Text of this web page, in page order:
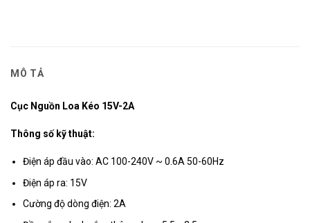
MÔ TẢ
Cục Nguồn Loa Kéo 15V-2A
Thông số kỹ thuật:
Điện áp đầu vào: AC 100-240V ~ 0.6A 50-60Hz
Điện áp ra: 15V
Cường độ dòng điện: 2A